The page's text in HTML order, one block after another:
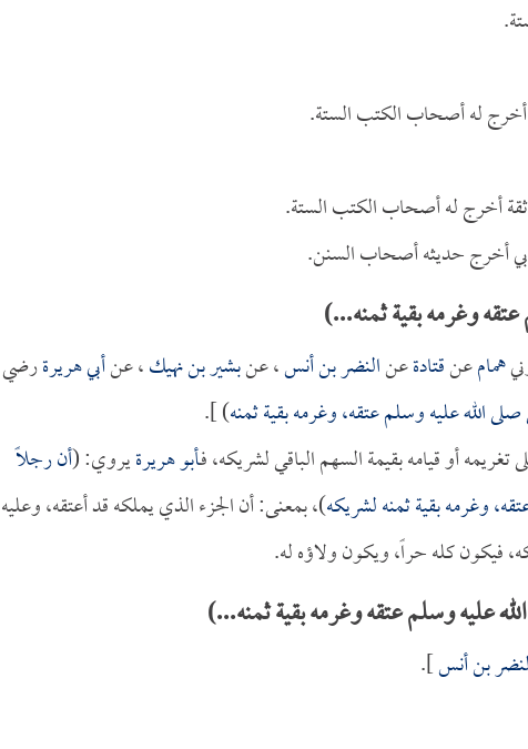
أخرج له أصحاب الكتب الستة.
أخرج له أصحاب الكتب الستة.
أخرج حديثه أصحاب السنن.
وغرمه بقية ثمنه...)
همامعنقتادةعنالنضر بن أنس، عنبشير بن نهيك، عنأبي هريرةرضي
الله عليه وسلم عتقه، وغرمه بقية ثمنه) ].
أو قيامه بقيمة السهم الباقي لشريكه، فـأبو هريرةيروي: (أن رجلاً
وغرمه بقية ثمنه لشريكه)، بمعنى: أن الجزء الذي يملكه قد أعتقه، وعليه
فيكون كله حراً، ويكون ولاؤه له.
عليه وسلم عتقه وغرمه بقية ثمنه...)
بن أنس].